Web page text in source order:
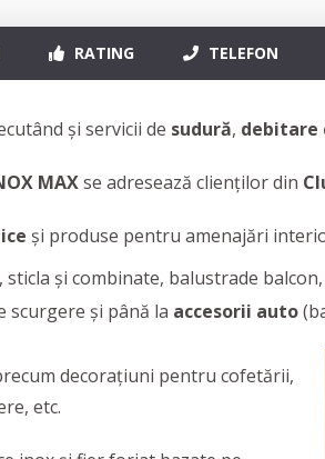
RATING TELEFON
și servicii de sudură, debitare
MAXse adresează clienților din
și produse pentru amenajări
sticla și combinate, balustrade balcon,
scurgere și până la accesorii auto
decorațiuni pentru cofetării,
etc.